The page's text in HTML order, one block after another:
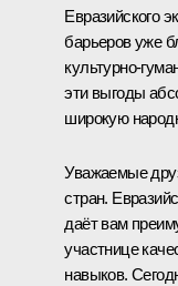
Евразийского
барьеров уже
культурно-
эти выгоды
широкую
Уважаемые
стран.
даёт вам
участнице
навыков.